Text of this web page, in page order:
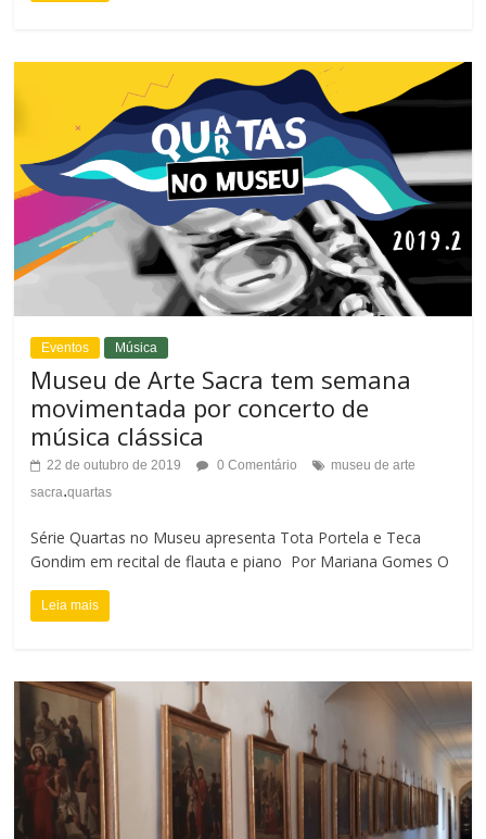
Eventos Música
Museu de Arte Sacra tem semana
movimentada por concerto de
música clássica
22 de outubro de 2019 0 Comentário
museu de arte
sacra.quartas
Série Quartas no Museu apresenta Tota Portela e Teca
Gondim em recital de flauta e piano Por Mariana Gomes O
Leia mais